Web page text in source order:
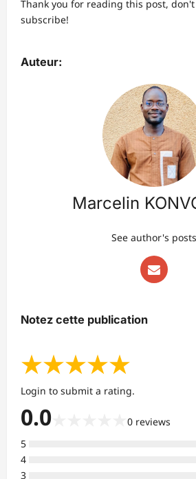
Thank you for reading this post,
subscribe!
Auteur:
Marcelin
See author's posts
Notez cette publication
★★★★★
Login to submit a rating.
0.0 0 reviews
5
4
3